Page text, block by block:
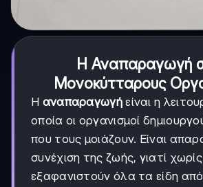
Η Αναπαραγωγή
Μονοκύτταρους
Η αναπαραγωγήείναι η
οποία οι οργανισμοί
που τους μοιάζουν. Είναι
συνέχιση της ζωής, γιατί
εξαφανιστούν όλα τα είδη